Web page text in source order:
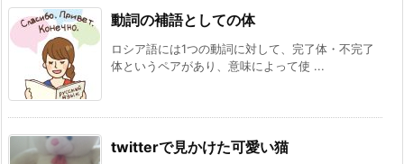
動詞の補語としての体
ロシア語には1つの動詞に対して、完了体・不完了
体というペアがあり、意味によって使 ...
twitterで見かけた可愛い猫